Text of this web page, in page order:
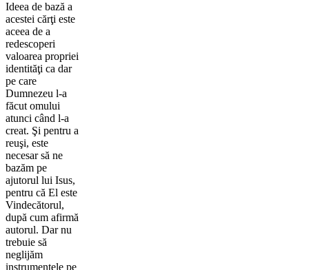
Ideea de bază a
acestei cărţi este
aceea de a
redescoperi
valoarea propriei
identităţi ca dar
pe care
Dumnezeu l-a
făcut omului
atunci când l-a
creat. Şi pentru a
reuşi, este
necesar să ne
bazăm pe
ajutorul lui Isus,
pentru că El este
Vindecătorul,
după cum afirmă
autorul. Dar nu
trebuie să
neglijăm
instrumentele pe